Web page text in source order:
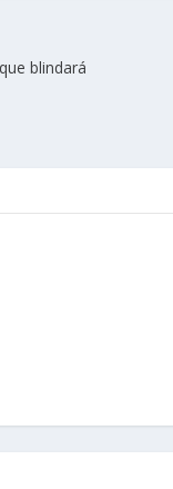
blindará